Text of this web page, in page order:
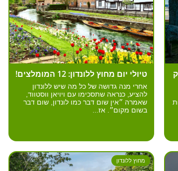
טיולי יום מחוץ ללונדון: 12 המומלצים!
אחרי מנה גדושה של כל מה שיש ללונדון
להציע, כנראה שתסכימו עם ויויאן ווסטווד,
שאמרה ״אין שום דבר כמו לונדון, שום דבר
בשום מקום״. אז...
מחוץ ללונדון